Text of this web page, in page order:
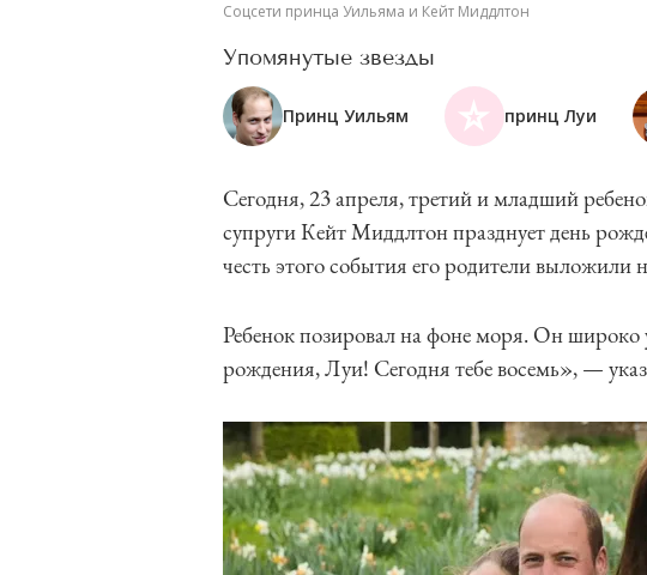
Соцсети принца Уильяма и Кейт Миддлтон
Упомянутые звезды
Принц Уильям принц Луи
Сегодня, 23 апреля, третий и младший
супруги Кейт Миддлтон празднует день
честь этого события его родители
Ребенок позировал на фоне моря. Он
рождения, Луи! Сегодня тебе восемь», —